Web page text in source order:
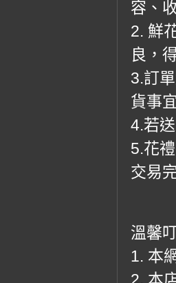
容、
2. 鮮
良，
3.訂
貨事
4.若
5.花
交易
溫馨
1. 本